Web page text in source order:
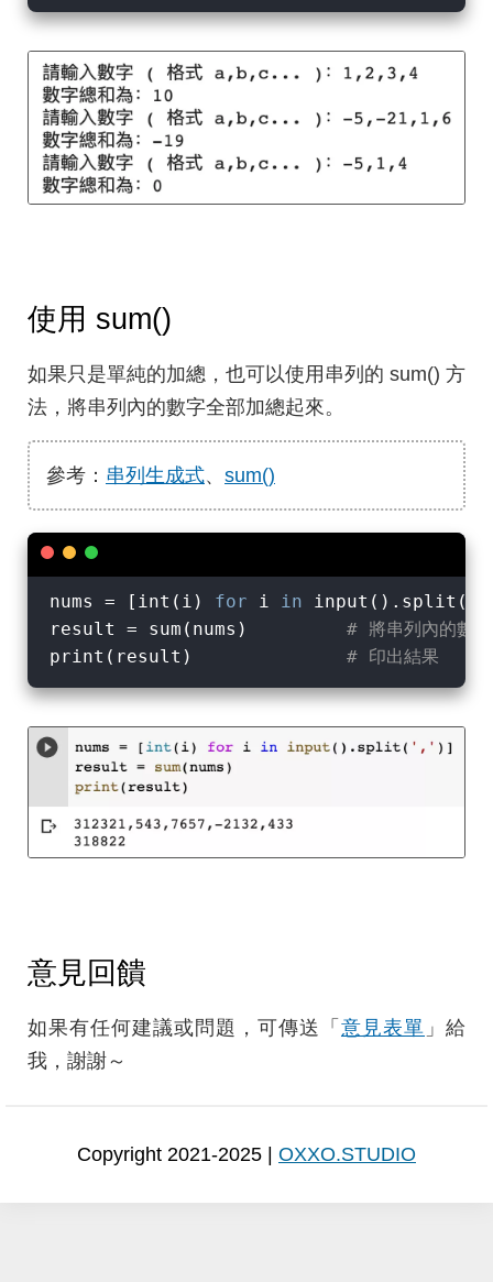
使用 sum()
如果只是單純的加總，也可以使用串列的 sum() 方
法，將串列內的數字全部加總起來。
參考： 串列生成式、 sum()
nums = [int(i) for i in input().split(
result = sum(nums) # 將串列內的數
print(result) # 印出結果
意見回饋
如果有任何建議或問題，可傳送「 意見表單 」給
我，謝謝～
Copyright 2021-2025 | OXXO.STUDIO